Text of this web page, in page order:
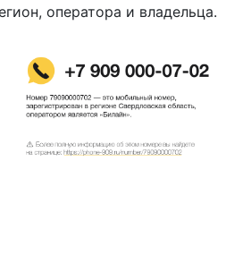
оператора и владельца.